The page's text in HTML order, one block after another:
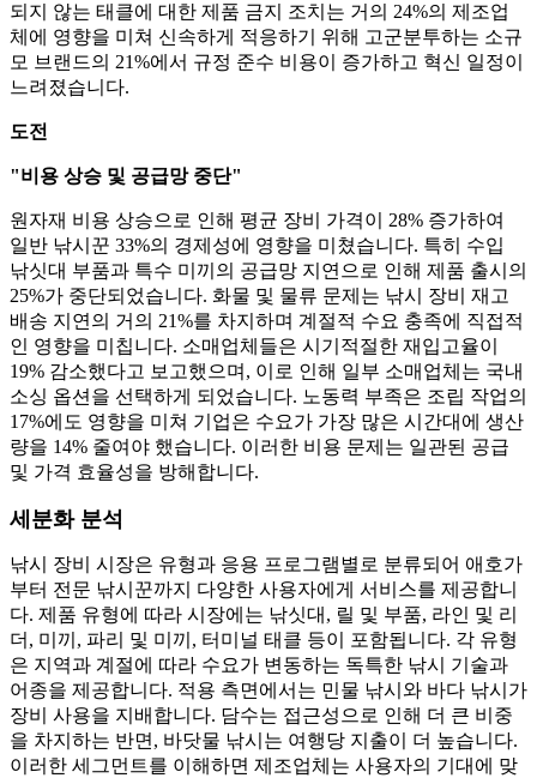
되지 않는 태클에 대한 제품 금지 조치는 거의 24%의 제조업
체에 영향을 미쳐 신속하게 적응하기 위해 고군분투하는 소규
모 브랜드의 21%에서 규정 준수 비용이 증가하고 혁신 일정이
느려졌습니다.
도전
"비용 상승 및 공급망 중단"
원자재 비용 상승으로 인해 평균 장비 가격이 28% 증가하여
일반 낚시꾼 33%의 경제성에 영향을 미쳤습니다. 특히 수입
낚싯대 부품과 특수 미끼의 공급망 지연으로 인해 제품 출시의
25%가 중단되었습니다. 화물 및 물류 문제는 낚시 장비 재고
배송 지연의 거의 21%를 차지하며 계절적 수요 충족에 직접적
인 영향을 미칩니다. 소매업체들은 시기적절한 재입고율이
19% 감소했다고 보고했으며, 이로 인해 일부 소매업체는 국내
소싱 옵션을 선택하게 되었습니다. 노동력 부족은 조립 작업의
17%에도 영향을 미쳐 기업은 수요가 가장 많은 시간대에 생산
량을 14% 줄여야 했습니다. 이러한 비용 문제는 일관된 공급
및 가격 효율성을 방해합니다.
세분화 분석
낚시 장비 시장은 유형과 응용 프로그램별로 분류되어 애호가
부터 전문 낚시꾼까지 다양한 사용자에게 서비스를 제공합니
다. 제품 유형에 따라 시장에는 낚싯대, 릴 및 부품, 라인 및 리
더, 미끼, 파리 및 미끼, 터미널 태클 등이 포함됩니다. 각 유형
은 지역과 계절에 따라 수요가 변동하는 독특한 낚시 기술과
어종을 제공합니다. 적용 측면에서는 민물 낚시와 바다 낚시가
장비 사용을 지배합니다. 담수는 접근성으로 인해 더 큰 비중
을 차지하는 반면, 바닷물 낚시는 여행당 지출이 더 높습니다.
이러한 세그먼트를 이해하면 제조업체는 사용자의 기대에 맞